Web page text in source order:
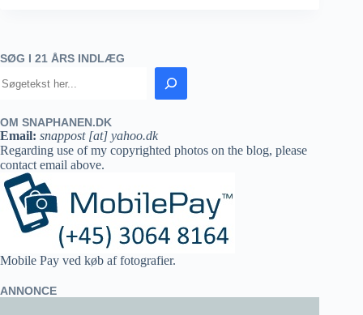
SØG I 21 ÅRS INDLÆG
OM SNAPHANEN.DK
Email: snappost [at] yahoo.dk
Regarding use of my copyrighted photos on the blog, please
contact email above.
Mobile Pay ved køb af fotografier.
ANNONCE